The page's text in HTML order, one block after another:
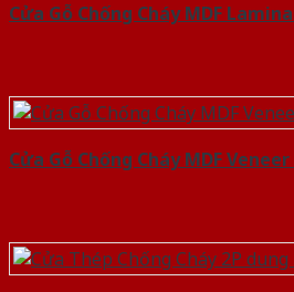
Cửa Gỗ Chống Cháy MDF
Cửa Gỗ Chống Cháy MDF Veneer